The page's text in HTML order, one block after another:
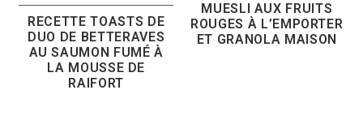
RECETTE TOASTS DE
DUO DE BETTERAVES
AU SAUMON FUMÉ À
LA MOUSSE DE
RAIFORT
MUESLI AUX FRUITS
ROUGES À L’EMPORTER
ET GRANOLA MAISON